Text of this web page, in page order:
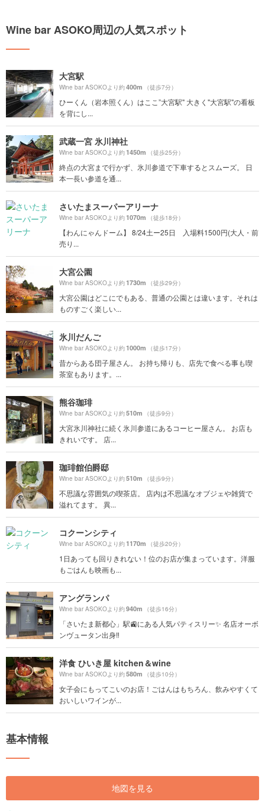
Wine bar ASOKO周辺の人気スポット
大宮駅
Wine bar ASOKOより約400m （徒歩7分）
ひーくん（岩本照くん）はここ”大宮駅" 大きく"大宮駅"の看板
を背にし...
武蔵一宮 氷川神社
Wine bar ASOKOより約1450m （徒歩25分）
終点の大宮まで行かず、氷川参道で下車するとスムーズ。 日
本一長い参道を通...
さいたまスーパーアリーナ
Wine bar ASOKOより約1070m （徒歩18分）
【わんにゃんドーム】 8/24土ー25日 入場料1500円(大人・前
売り...
大宮公園
Wine bar ASOKOより約1730m （徒歩29分）
大宮公園はどこにでもある、普通の公園とは違います。それは
ものすごく楽しい...
氷川だんご
Wine bar ASOKOより約1000m （徒歩17分）
昔からある団子屋さん。 お持ち帰りも、店先で食べる事も喫
茶室もあります。...
熊谷珈琲
Wine bar ASOKOより約510m （徒歩9分）
大宮氷川神社に続く氷川参道にあるコーヒー屋さん。 お店も
きれいです。 店...
珈琲館伯爵邸
Wine bar ASOKOより約510m （徒歩9分）
不思議な雰囲気の喫茶店。 店内は不思議なオブジェや雑貨で
溢れてます。 異...
コクーンシティ
Wine bar ASOKOより約1170m （徒歩20分）
1日あっても回りきれない！位のお店が集まっています。洋服
もごはんも映画も...
アングランパ
Wine bar ASOKOより約940m （徒歩16分）
「さいたま新都心」駅🚉にある人気パティスリー✨ 名店オーボ
ンヴュータン出身‼︎
洋食 ひいき屋 kitchen＆wine
Wine bar ASOKOより約580m （徒歩10分）
女子会にもってこいのお店！ごはんはもちろん、飲みやすくて
おいしいワインが...
基本情報
地図を見る